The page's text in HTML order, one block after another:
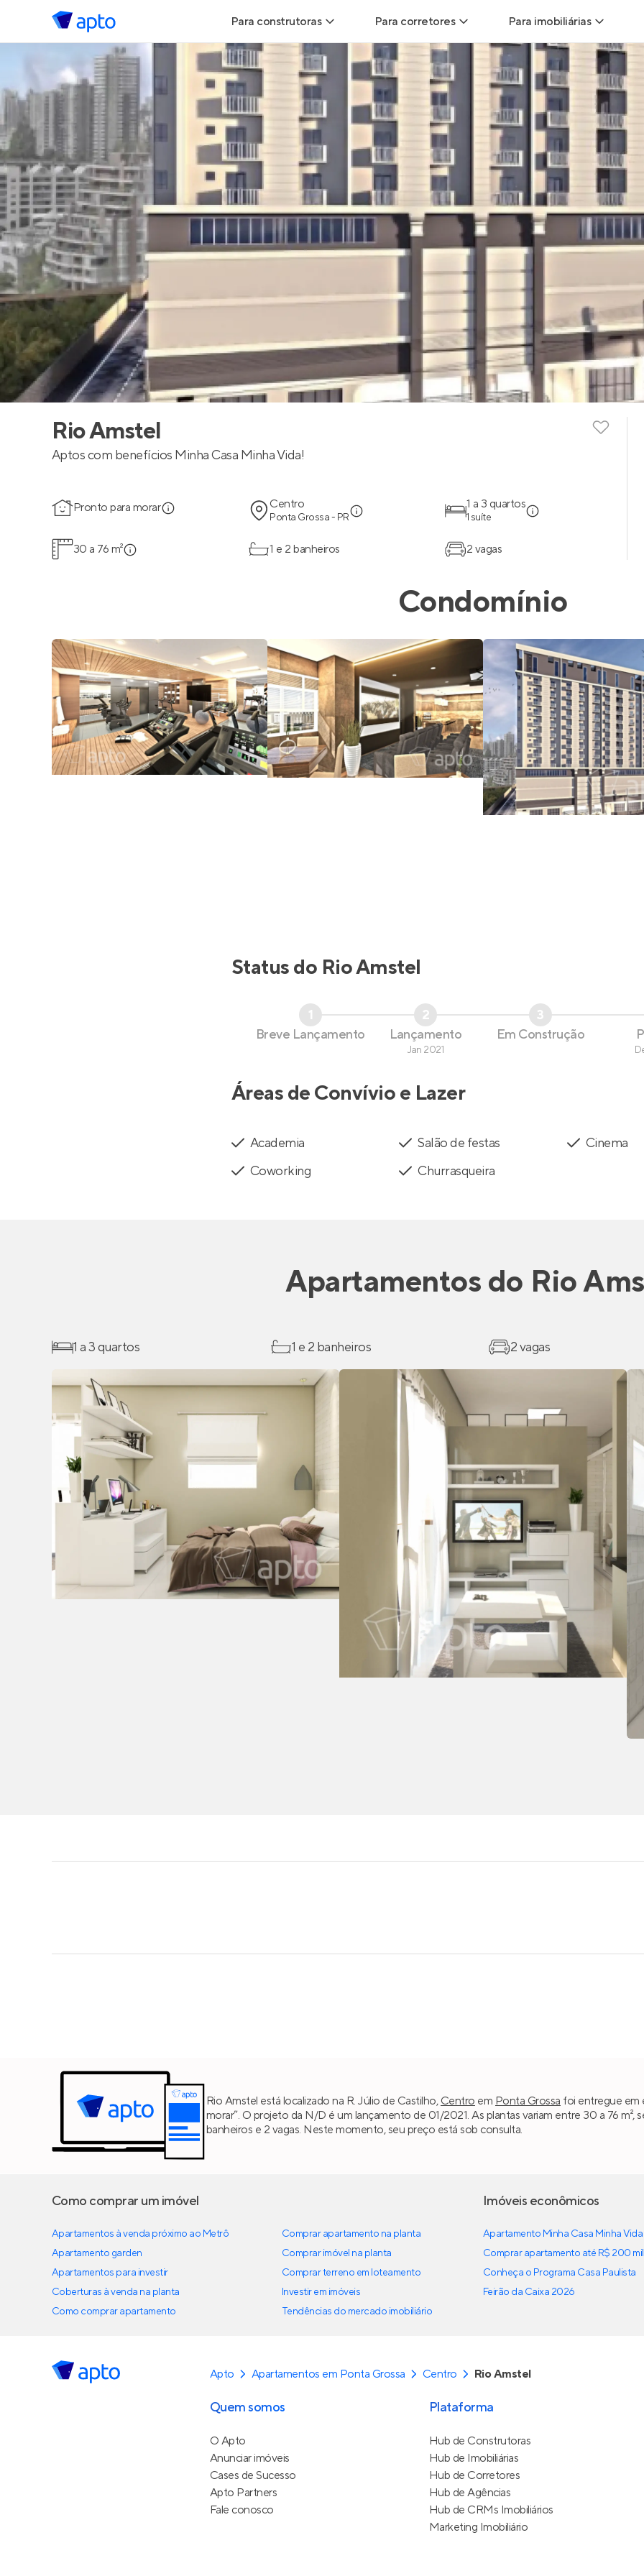
Para construtoras
Geração de Leads
Geração de Visitas
Geração de Vendas
Maiores Construtoras
Parcerias Imobiliárias
Anunciar Imóveis
Para corretores
Leads para Corretores
Corretor+
Parcerias imobiliárias
Hub de Corretores
Perfil Verificado
Anunciar imóveis
Para imobiliárias
Leads para
Hub de imobiliárias
Anunciar imóveis
Rio Amstel
Aptos com benefícios Minha Casa Minha Vida!
Pronto para morar Centro
Ponta Grossa - PR
1 a 3 quartos
1 suíte
30 a 76 m² 1 e 2 banheiros 2 vagas
Condomínio
Status do Rio Amstel
1
Breve Lançamento
2
Lançamento
Jan 2021
3
Em Construção
Áreas de Convívio e Lazer
Academia Salão de festas
Cinema
Coworking
Churrasqueira
Apartamentos do Rio
1 a 3 quartos 1 e 2 banheiros 2 vagas
Rio Amstel está localizado na R. Júlio de Castilho, Centro em Ponta Grossa foi entregue em
morar”. O projeto da N/D é um lançamento de 01/2021. As plantas variam entre 30 a 76 m²,
banheiros e 2 vagas. Neste momento, seu preço está sob consulta.
Como comprar um imóvel
Apartamentos à venda próximo ao Metrô
Apartamento garden
Apartamentos para investir
Coberturas à venda na planta
Como comprar apartamento
Comprar apartamento na planta
Comprar imóvel na planta
Comprar terreno em loteamento
Investir em imóveis
Tendências do mercado imobiliário
Imóveis econômicos
Apartamento Minha Casa Minha Vida
Comprar apartamento até R$ 200 mil
Conheça o Programa Casa Paulista
Feirão da Caixa 2026
Apto Apartamentos em Ponta Grossa Centro Rio Amstel
Quem somos
O Apto
Anunciar imóveis
Cases de Sucesso
Apto Partners
Fale conosco
Plataforma
Hub de Construtoras
Hub de Imobiliárias
Hub de Corretores
Hub de Agências
Hub de CRMs Imobiliários
Marketing Imobiliário